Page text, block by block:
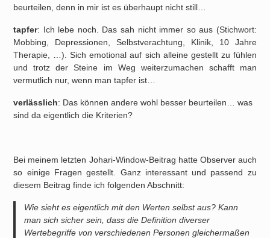
beurteilen, denn in mir ist es überhaupt nicht still…
tapfer: Ich lebe noch. Das sah nicht immer so aus (Stichwort:
Mobbing, Depressionen, Selbstverachtung, Klinik, 10 Jahre
Therapie, …). Sich emotional auf sich alleine gestellt zu fühlen
und trotz der Steine im Weg weiterzumachen schafft man
vermutlich nur, wenn man tapfer ist…
verlässlich: Das können andere wohl besser beurteilen… was
sind da eigentlich die Kriterien?
Bei meinem letzten Johari-Window-Beitrag hatte Observer auch
so einige Fragen gestellt. Ganz interessant und passend zu
diesem Beitrag finde ich folgenden Abschnitt:
Wie sieht es eigentlich mit den Werten selbst aus? Kann
man sich sicher sein, dass die Definition diverser
Wertebegriffe von verschiedenen Personen gleichermaßen